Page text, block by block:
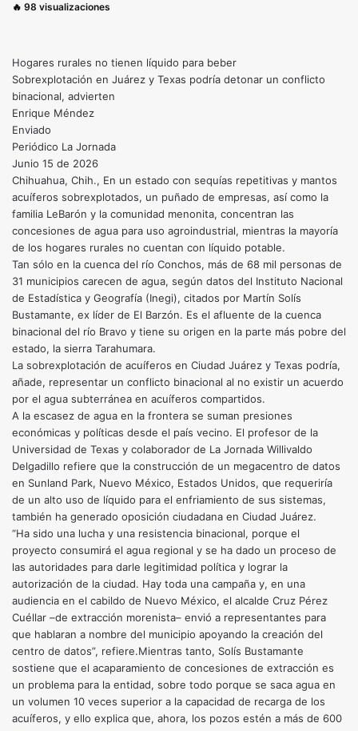
🔥 98 visualizaciones
Hogares rurales no tienen líquido para beber
Sobrexplotación en Juárez y Texas podría detonar un conflicto
binacional, advierten
Enrique Méndez
Enviado
Periódico La Jornada
Junio 15 de 2026
Chihuahua, Chih., En un estado con sequías repetitivas y mantos
acuíferos sobrexplotados, un puñado de empresas, así como la
familia LeBarón y la comunidad menonita, concentran las
concesiones de agua para uso agroindustrial, mientras la mayoría
de los hogares rurales no cuentan con líquido potable.
Tan sólo en la cuenca del río Conchos, más de 68 mil personas de
31 municipios carecen de agua, según datos del Instituto Nacional
de Estadística y Geografía (Inegi), citados por Martín Solís
Bustamante, ex líder de El Barzón. Es el afluente de la cuenca
binacional del río Bravo y tiene su origen en la parte más pobre del
estado, la sierra Tarahumara.
La sobrexplotación de acuíferos en Ciudad Juárez y Texas podría,
añade, representar un conflicto binacional al no existir un acuerdo
por el agua subterránea en acuíferos compartidos.
A la escasez de agua en la frontera se suman presiones
económicas y políticas desde el país vecino. El profesor de la
Universidad de Texas y colaborador de La Jornada Willivaldo
Delgadillo refiere que la construcción de un megacentro de datos
en Sunland Park, Nuevo México, Estados Unidos, que requeriría
de un alto uso de líquido para el enfriamiento de sus sistemas,
también ha generado oposición ciudadana en Ciudad Juárez.
“Ha sido una lucha y una resistencia binacional, porque el
proyecto consumirá el agua regional y se ha dado un proceso de
las autoridades para darle legitimidad política y lograr la
autorización de la ciudad. Hay toda una campaña y, en una
audiencia en el cabildo de Nuevo México, el alcalde Cruz Pérez
Cuéllar –de extracción morenista– envió a representantes para
que hablaran a nombre del municipio apoyando la creación del
centro de datos”, refiere.Mientras tanto, Solís Bustamante
sostiene que el acaparamiento de concesiones de extracción es
un problema para la entidad, sobre todo porque se saca agua en
un volumen 10 veces superior a la capacidad de recarga de los
acuíferos, y ello explica que, ahora, los pozos estén a más de 600